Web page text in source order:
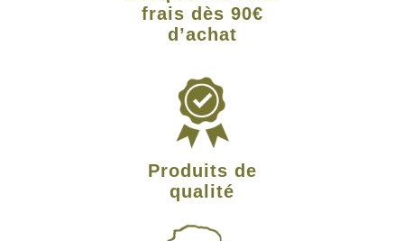
frais dès 90€
d’achat
Produits de
qualité